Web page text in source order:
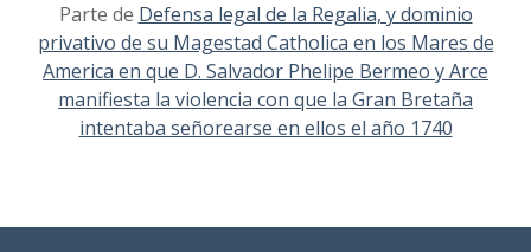
Parte de Defensa legal de la Regalia, y dominio
privativo de su Magestad Catholica en los Mares de
America en que D. Salvador Phelipe Bermeo y Arce
manifiesta la violencia con que la Gran Bretaña
intentaba señorearse en ellos el año 1740